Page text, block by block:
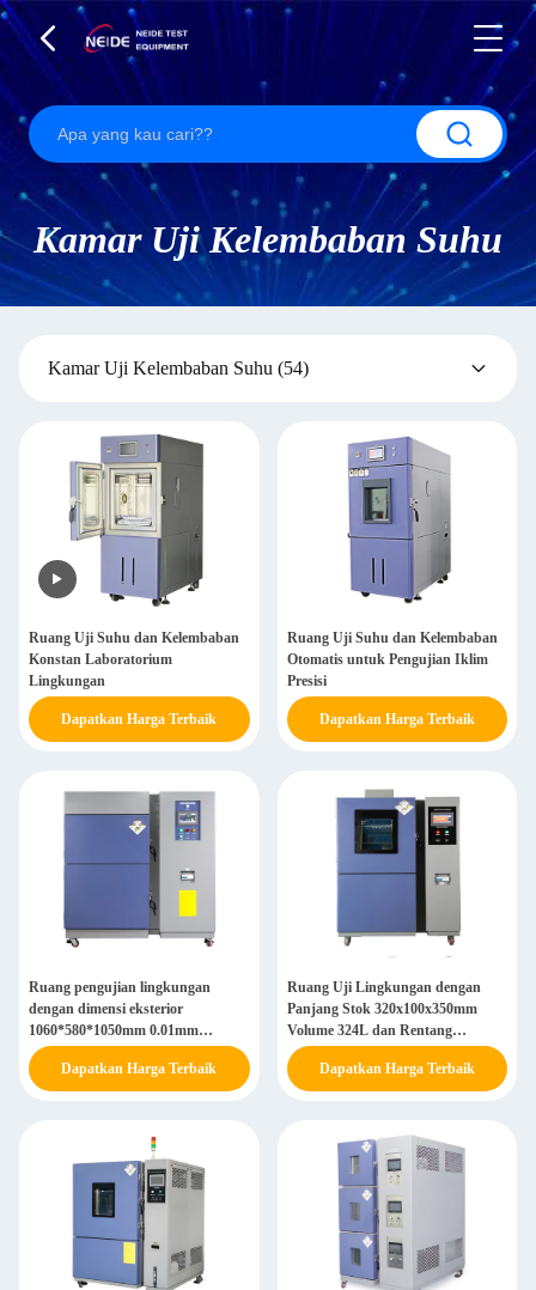
Kamar Uji Kelembaban Suhu
Kamar Uji Kelembaban Suhu (54)
Ruang Uji Suhu dan Kelembaban
Konstan Laboratorium
Lingkungan
Dapatkan Harga Terbaik
Ruang Uji Suhu dan Kelembaban
Otomatis untuk Pengujian Iklim
Presisi
Dapatkan Harga Terbaik
Ruang pengujian lingkungan
dengan dimensi eksterior
1060*580*1050mm 0.01mm
Keakuratan perpindahan dan lebih
dari 2000 jam waktu pencahayaan
terus menerus
Dapatkan Harga Terbaik
Ruang Uji Lingkungan dengan
Panjang Stok 320x100x350mm
Volume 324L dan Rentang
Spektral 8~14um untuk Pengujian
PresisiDapatkan Harga Terbaik